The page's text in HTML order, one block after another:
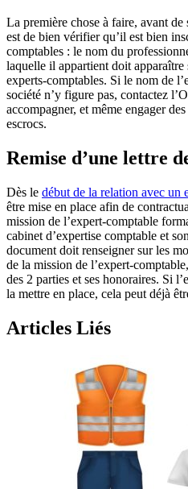
La première chose à faire, avant
est de bien vérifier qu’il est bien
comptables : le nom du
laquelle il appartient doit apparaître
experts-comptables. Si le nom de
société n’y figure pas, contactez
accompagner, et même engager
escrocs.
Remise d’une lettre
Dès le début de la relation avec un
être mise en place afin de
mission de l’expert-comptable
cabinet d’expertise comptable et
document doit renseigner sur les
de la mission de l’expert-
des 2 parties et ses honoraires. Si
la mettre en place, cela peut déjà
Articles Liés